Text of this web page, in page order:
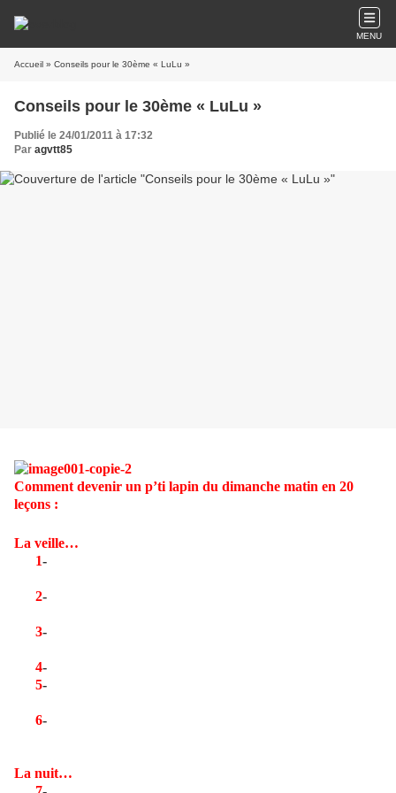
MENU
Accueil » Conseils pour le 30ème « LuLu »
Conseils pour le 30ème « LuLu »
Publié le 24/01/2011 à 17:32
Par agvtt85
Comment devenir un p’ti lapin du dimanche matin en 20
leçons :
La veille…
1-
2-
3-
4-
5-
6-
La nuit…